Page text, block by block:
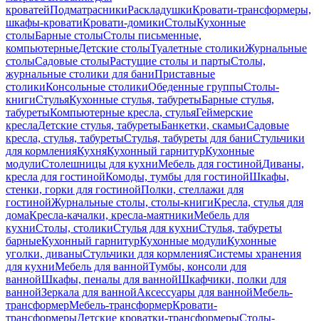
кроватейПодматрасникиРаскладушкиКровати-трансформеры,
шкафы-кроватиКровати-домикиСтолыКухонные
столыБарные столыСтолы письменные,
компьютерныеДетские столыТуалетные столикиЖурнальные
столыСадовые столыРастущие столы и партыСтолы,
журнальные столики для баниПриставные
столикиКонсольные столикиОбеденные группыСтолы-
книгиСтульяКухонные стулья, табуретыБарные стулья,
табуретыКомпьютерные кресла, стульяГеймерские
креслаДетские стулья, табуретыБанкетки, скамьиСадовые
кресла, стулья, табуретыСтулья, табуреты для баниСтульчики
для кормленияКухняКухонный гарнитурКухонные
модулиСтолешницы для кухниМебель для гостинойДиваны,
кресла для гостинойКомоды, тумбы для гостинойШкафы,
стенки, горки для гостинойПолки, стеллажи для
гостинойЖурнальные столы, столы-книгиКресла, стулья для
домаКресла-качалки, кресла-маятникиМебель для
кухниСтолы, столикиСтулья для кухниСтулья, табуреты
барныеКухонный гарнитурКухонные модулиКухонные
уголки, диваныСтульчики для кормленияСистемы хранения
для кухниМебель для ваннойТумбы, консоли для
ваннойШкафы, пеналы для ваннойШкафчики, полки для
ваннойЗеркала для ваннойАксессуары для ваннойМебель-
трансформерМебель-трансформерКровати-
трансформерыДетские кроватки-трансформерыСтолы-